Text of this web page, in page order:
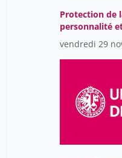
Protection de
personnalité
données à l’ère
d’Internet
vendredi 29